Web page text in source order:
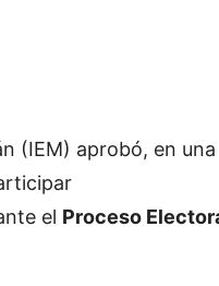
(IEM) aprobó, en una
el Proceso